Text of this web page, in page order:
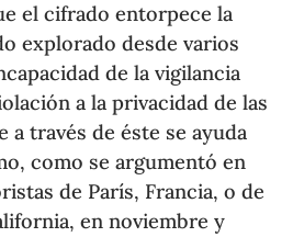
el cifrado entorpece la
explorado desde varios
de la vigilancia
a la privacidad de las
a través de éste se ayuda
como se argumentó en
de París, Francia, o de
en noviembre y